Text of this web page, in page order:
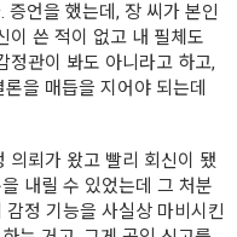
증언을 했는데, 장 씨가 본인
이 쓴 적이 없고 내 필체도
정관이 봐도 아니라고 하고,
을 매듭을 지어야 되는데
의뢰가 왔고 빨리 회신이 됐
내릴 수 있었는데 그 처분
정 기능을 사실상 마비시킨